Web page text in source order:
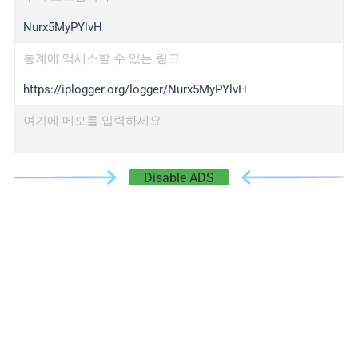
Nurx5MyPYlvH
통계에 액세스할 수 있는 링크
https://iplogger.org/logger/Nurx5MyPYlvH
여기에 메모를 입력하세요
Disable ADS